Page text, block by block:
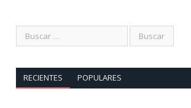
RECIENTES POPULARES